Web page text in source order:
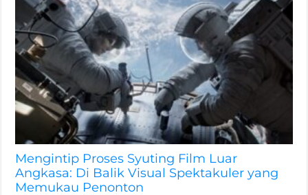
Mengintip Proses Syuting Film Luar
Angkasa: Di Balik Visual Spektakuler yang
Memukau Penonton